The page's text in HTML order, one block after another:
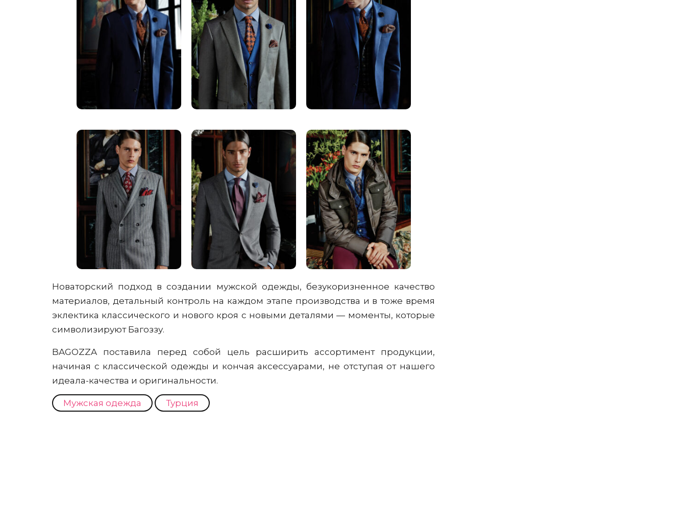
Новаторский подход в создании мужской одежды, безукоризненное качество
материалов, детальный контроль на каждом этапе производства и в тоже время
эклектика классического и нового кроя с новыми деталями — моменты, которые
символизируют Багоззу.
BAGOZZA поставила перед собой цель расширить ассортимент продукции,
начиная с классической одежды и кончая аксессуарами, не отступая от нашего
идеала-качества и оригинальности.
Мужская одежда Турция